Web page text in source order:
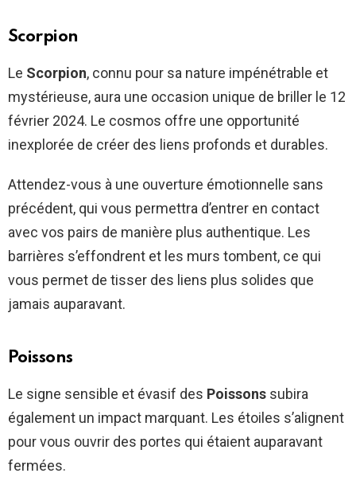
Scorpion
Le Scorpion, connu pour sa nature impénétrable et
mystérieuse, aura une occasion unique de briller le 12
février 2024. Le cosmos offre une opportunité
inexplorée de créer des liens profonds et durables.
Attendez-vous à une ouverture émotionnelle sans
précédent, qui vous permettra d’entrer en contact
avec vos pairs de manière plus authentique. Les
barrières s’effondrent et les murs tombent, ce qui
vous permet de tisser des liens plus solides que
jamais auparavant.
Poissons
Le signe sensible et évasif des Poissons subira
également un impact marquant. Les étoiles s’alignent
pour vous ouvrir des portes qui étaient auparavant
fermées.